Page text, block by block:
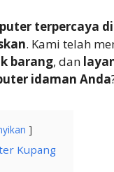
terpercaya
. Kami telah
barang, dan
idaman Anda
Kupang